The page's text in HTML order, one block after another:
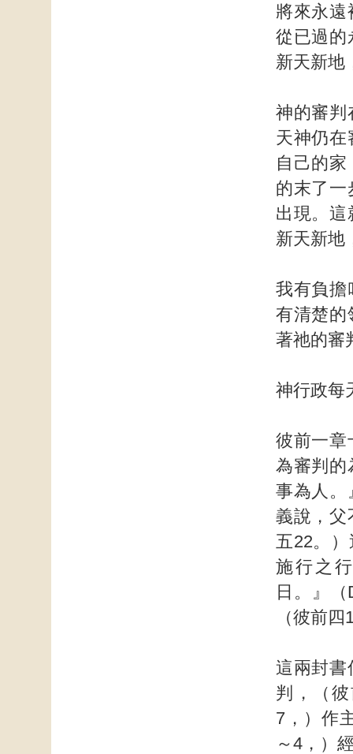
將來永遠
從已過的
新天新地
神的審判
天神仍在
自己的
的末了一
出現。這
新天新地
我有負擔
有清楚的
著祂的審
神行政每
彼前一章
為審判的
事為人。
義說，父
五22。
施行之
日。』
（彼前
這兩封書
判，（
7，）作
～4，）